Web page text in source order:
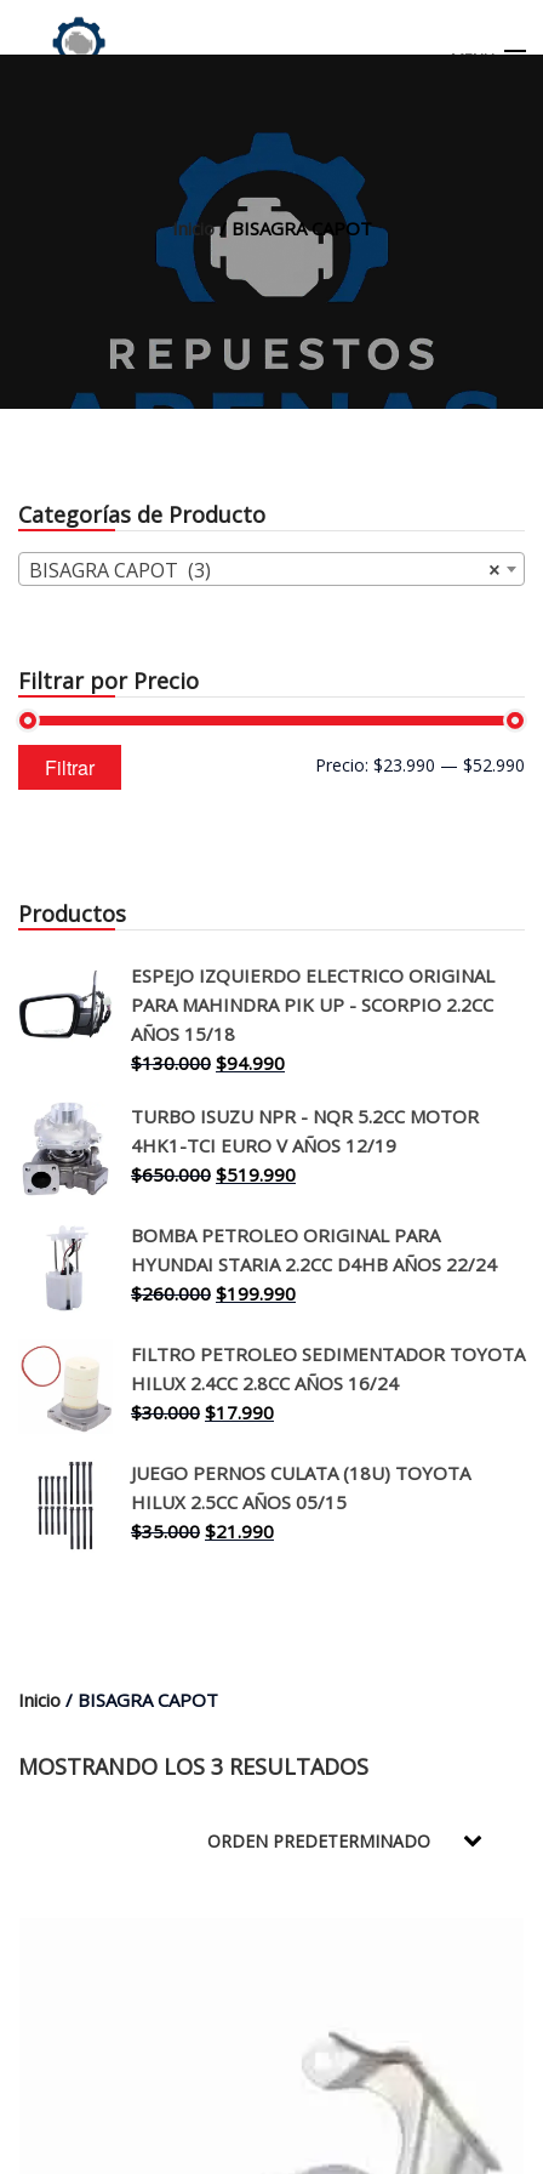
MENU
Inicio/ BISAGRA CAPOT
Categorías de Producto
×
BISAGRA CAPOT (3)
Filtrar por Precio
Precio
mínimo
Precio
máximo
Filtrar Precio: $23.990 — $52.990
Productos
ESPEJO IZQUIERDO ELECTRICO ORIGINAL
PARA MAHINDRA PIK UP - SCORPIO 2.2CC
AÑOS 15/18
$130.000 El
original
era:
$130.000.
$94.990El
actual
es:
$94.990.
TURBO ISUZU NPR - NQR 5.2CC MOTOR
4HK1-TCI EURO V AÑOS 12/19
$650.000 El
original
era:
$650.000.
$519.990El
actual
es:
$519.990.
BOMBA PETROLEO ORIGINAL PARA
HYUNDAI STARIA 2.2CC D4HB AÑOS 22/24
$260.000 El
original
era:
$260.000.
$199.990El
actual
es:
FILTRO PETROLEO SEDIMENTADOR TOYOTA
HILUX 2.4CC 2.8CC AÑOS 16/24
$30.000 El
original
era:
$30.000.
$17.990El
actual
es:
$17.990.
JUEGO PERNOS CULATA (18U) TOYOTA
HILUX 2.5CC AÑOS 05/15
$35.000 El
$21.990El
Inicio / BISAGRA CAPOT
MOSTRANDO LOS 3 RESULTADOS